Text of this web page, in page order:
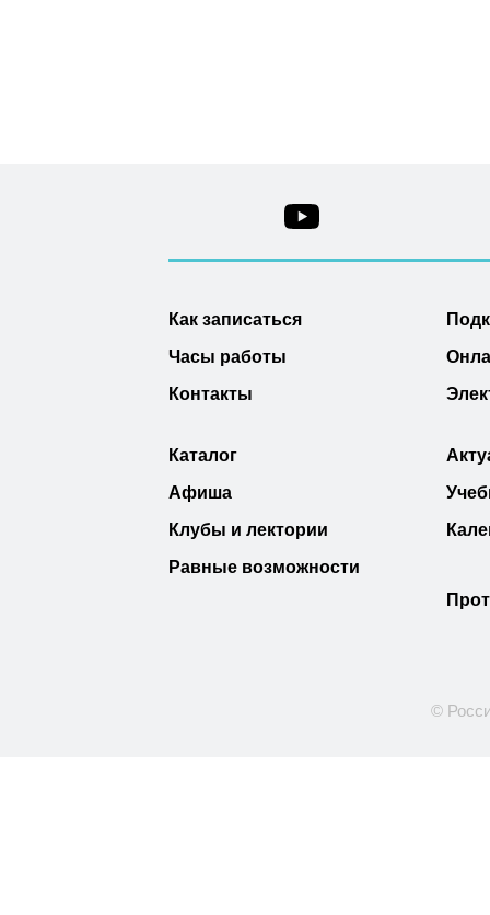
Как записаться
Часы работы
Контакты
Каталог
Афиша
Клубы и лектории
Равные возможности
©